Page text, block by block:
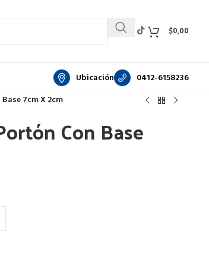
$0,00
Ubicación 0412-6158236
7cm X 2cm
Con Base